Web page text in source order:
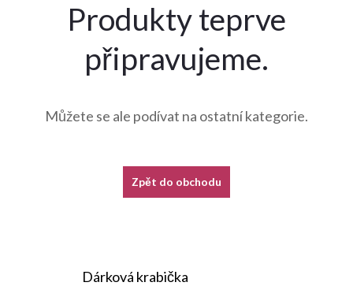
Produkty teprve
připravujeme.
Můžete se ale podívat na ostatní kategorie.
Zpět do obchodu
Dárková krabička